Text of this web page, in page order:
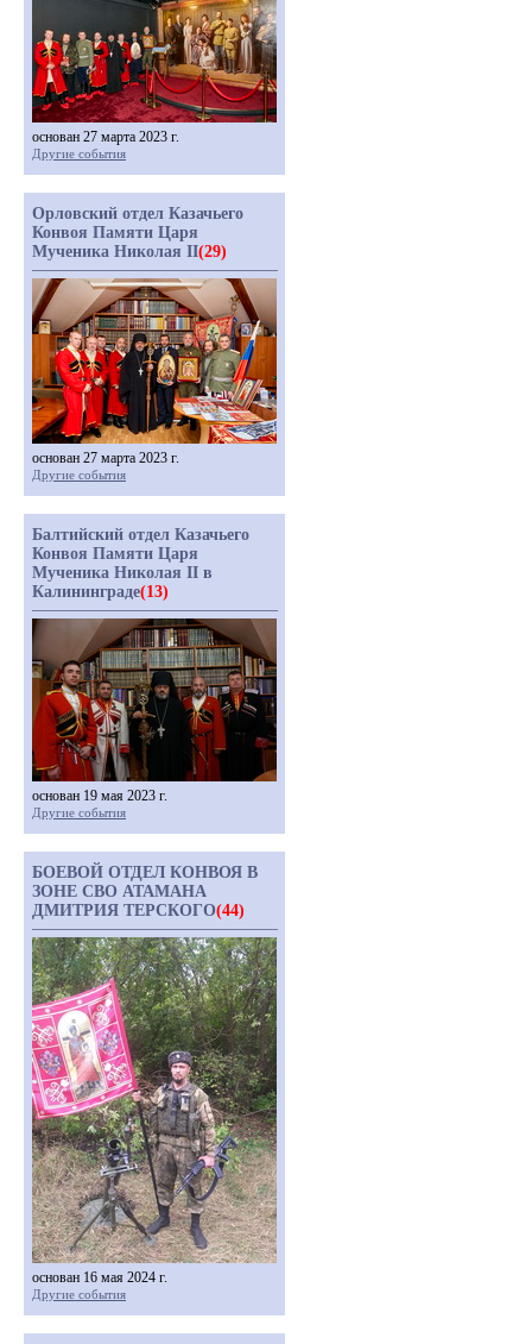
основан 27 марта 2023 г.
Другие события
Орловский отдел Казачьего
Конвоя Памяти Царя
Мученика Николая II(29)
основан 27 марта 2023 г.
Другие события
Балтийский отдел Казачьего
Конвоя Памяти Царя
Мученика Николая II в
Калининграде(13)
основан 19 мая 2023 г.
Другие события
БОЕВОЙ ОТДЕЛ КОНВОЯ В
ЗОНЕ СВО АТАМАНА
ДМИТРИЯ ТЕРСКОГО(44)
основан 16 мая 2024 г.
Другие события